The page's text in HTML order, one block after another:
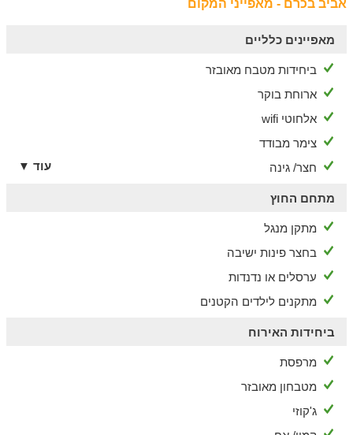
אביב בכרם - מאפייני המקום
מאפיינים כלליים
ביחידות מטבח מאובזר
ארוחת בוקר
אלחוטי wifi
צימר מבודד
חצר/ גינה
עוד ▼
מתחם החוץ
מתקן מנגל
בחצר פינות ישיבה
ערסלים או נדנדות
מתקנים לילדים הקטנים
ביחידות האירוח
מרפסת
מטבחון מאובזר
ג'קוזי